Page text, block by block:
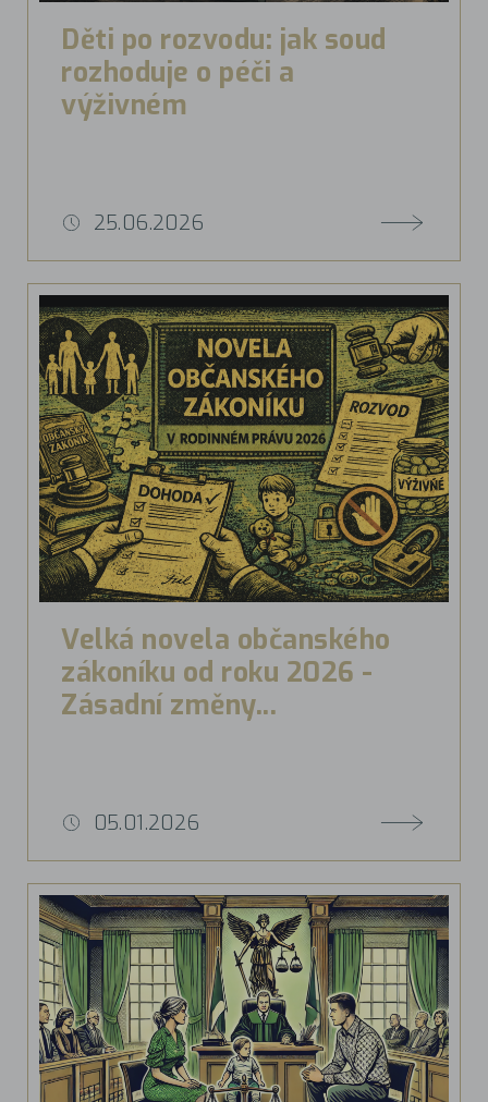
Děti po rozvodu: jak soud
rozhoduje o péči a
výživném
25.06.2026
Velká novela občanského
zákoníku od roku 2026 -
Zásadní změny...
05.01.2026